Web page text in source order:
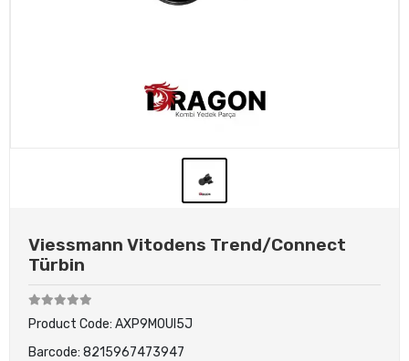
Viessmann Vitodens Trend/Connect
Türbin
Product Code: AXP9M0UI5J
Barcode: 8215967473947